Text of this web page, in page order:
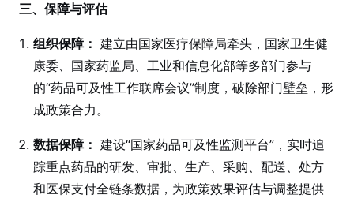
三、保障与评估
组织保障： 建立由国家医疗保障局牵头，国家卫生健
康委、国家药监局、工业和信息化部等多部门参与
的“药品可及性工作联席会议”制度，破除部门壁垒，形
成政策合力。
数据保障： 建设“国家药品可及性监测平台”，实时追
踪重点药品的研发、审批、生产、采购、配送、处方
和医保支付全链条数据，为政策效果评估与调整提供